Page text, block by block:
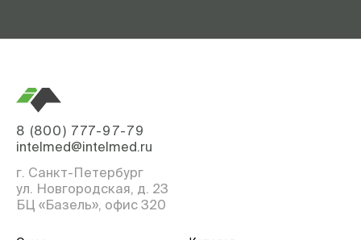
8 (800) 777-97-79
intelmed@intelmed.ru
г. Санкт-Петербург
ул. Новгородская, д. 23
БЦ «Базель», офис 320